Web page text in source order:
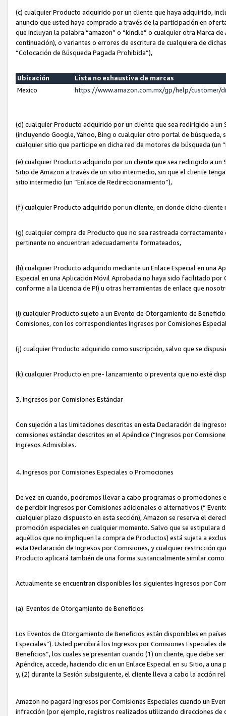
(c) cualquier Producto adquirido por un cliente que haya adquirido,
anuncio que usted haya comprado a través de la participación en
que incluyan la palabra “amazon” o “kindle” o cualquier otra Marca
continuación), o variantes o errores de escritura de cualquiera de
“Colocación de Búsqueda Pagada Prohibida”),
Ubicación
Lista no exhaustiva de marcas
Mexico
https://www.amazon.com.mx/gp/help/customer/
(d) cualquier Producto adquirido por un cliente que sea redirigido a
(incluyendo Google, Yahoo, Bing o cualquier otro portal de
cualquier sitio que participe en dicha red de motores de búsqueda (un
(e) cualquier Producto adquirido por un cliente que sea redirigido a un
Sitio de Amazon a través de un sitio intermedio, sin que el cliente
sitio intermedio (un “Enlace de Redireccionamiento”),
(f) cualquier Producto adquirido por un cliente, en donde dicho
(g) cualquier compra de Producto que no sea rastreada
pertinente no encuentran adecuadamente formateados,
(h) cualquier Producto adquirido mediante un Enlace Especial en una
Especial en una Aplicación Móvil Aprobada no haya sido facilitado
conforme a la Licencia de PI) u otras herramientas de enlace que
(i) cualquier Producto sujeto a un Evento de Otorgamiento de
Comisiones, con los correspondientes Ingresos por Comisiones
(j) cualquier Producto adquirido como suscripción, salvo que se
(k) cualquier Producto en pre- lanzamiento o preventa que no esté
3. Ingresos por Comisiones Estándar
Con sujeción a las limitaciones descritas en esta Declaración de
comisiones estándar descritos en el Apéndice (“Ingresos por
Ingresos Admisibles.
4. Ingresos por Comisiones Especiales o Promociones
De vez en cuando, podremos llevar a cabo programas o
de percibir Ingresos por Comisiones adicionales o alternativos (“
cualquier plazo dispuesto en esta sección), Amazon se reserva el
promoción especiales en cualquier momento. Salvo que se
aquéllos que no impliquen la compra de Productos) está sujeta a
esta Declaración de Ingresos por Comisiones, y cualquier restricción
Producto aplicará también de una forma sustancialmente similar
Actualmente se encuentran disponibles los siguientes Ingresos por
(a) Eventos de Otorgamiento de Beneficios
Los Eventos de Otorgamiento de Beneficios están disponibles en
Especiales”). Usted percibirá los Ingresos por Comisiones Especiales
Beneficios”, los cuales se presentan cuando (1) un cliente, que debe
Apéndice, accede, haciendo clic en un Enlace Especial en su Sitio, a
y, (2) durante la Sesión subsiguiente, el cliente lleva a cabo la acción
Amazon no pagará Ingresos por Comisiones Especiales cuando un
infracción (por ejemplo, registros realizados utilizando direcciones